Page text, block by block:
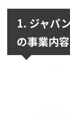
1. ジャパ
の事業内容